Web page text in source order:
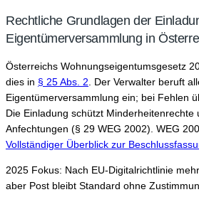
Rechtliche Grundlagen der
Eigentümerversammlung in
Österreichs Wohnungseigentumsgesetz
dies in § 25 Abs. 2 . Der Verwalter beruft
Eigentümerversammlung ein; bei Fehlen
Die Einladung schützt Minderheitenrechte
Anfechtungen (§ 29 WEG 2002). WEG
Vollständiger Überblick zur
2025 Fokus: Nach EU-Digitalrichtlinie
aber Post bleibt Standard ohne